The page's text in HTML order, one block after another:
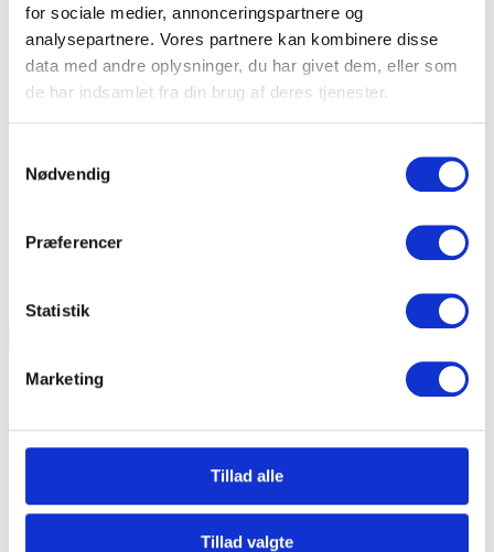
for sociale medier, annonceringspartnere og
analysepartnere. Vores partnere kan kombinere disse
data med andre oplysninger, du har givet dem, eller som
de har indsamlet fra din brug af deres tjenester.
Nødvendig
Præferencer
Statistik
Marketing
Tillad alle
Tillad valgte
Flytning til/fra Udlandet
TNS-Transport
Flytteforsikring
Gode råd
Om os
Referencer
Anmeldelser